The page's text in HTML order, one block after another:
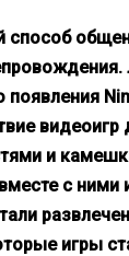
способ
и
с ними
игры